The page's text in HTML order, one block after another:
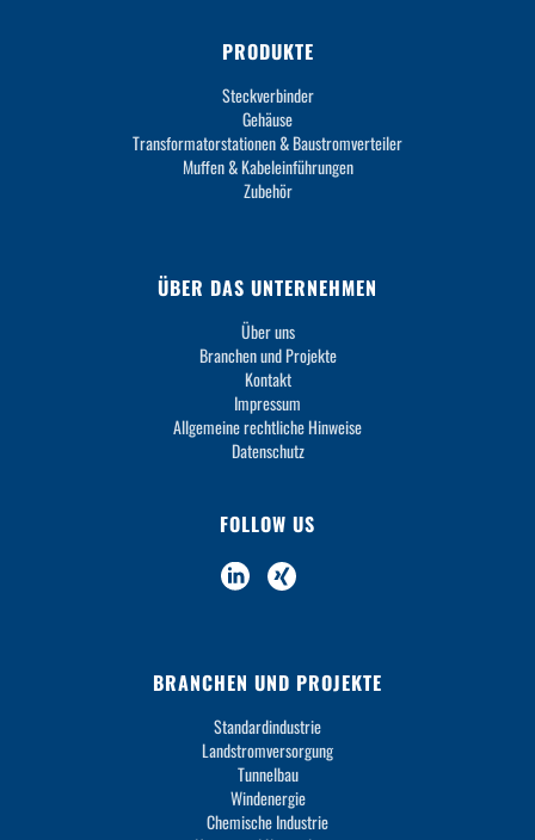
PRODUKTE
Steckverbinder
Gehäuse
Transformatorstationen & Baustromverteiler
Muffen & Kabeleinführungen
Zubehör
ÜBER DAS UNTERNEHMEN
Über uns
Branchen und Projekte
Kontakt
Impressum
Allgemeine rechtliche Hinweise
Datenschutz
FOLLOW US
BRANCHEN UND PROJEKTE
Standardindustrie
Landstromversorgung
Tunnelbau
Windenergie
Chemische Industrie